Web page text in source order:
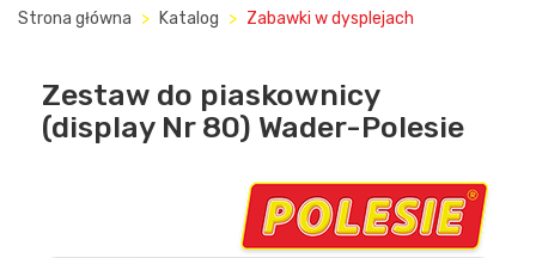
Strona główna Katalog Zabawki w dysplejach
Zestaw do piaskownicy
(display Nr 80) Wader-Polesie